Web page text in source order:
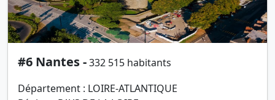
#6 Nantes -332 515 habitants
Département : LOIRE-ATLANTIQUE